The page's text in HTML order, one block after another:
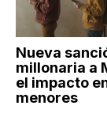
Nueva
millonaria a
el impacto
menores